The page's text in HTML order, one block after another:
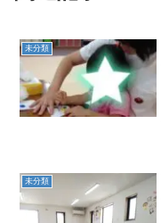
未分類
未分類